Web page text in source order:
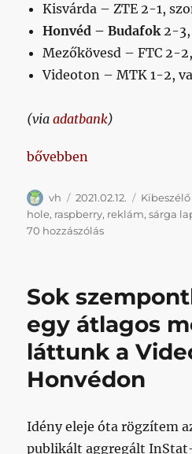
Kisvárda – ZTE 2-1,
Honvéd – Budafok2-3,
Mezőkövesd – FTC 2-
Videoton – MTK 1-2,
(viaadatbank)
„NB I/21. fordulókibeszélő”
bővebben
Szerző
vh Közzétéve
2021.02.12. Kategória
Kibeszélő
hole, raspberry, reklám,sárga
70 hozzászólásNB
bejegyzéshez
Sok
egy átlagos
láttunk a
Honvédon
Idény eleje óta rögzítem
publikált aggregált